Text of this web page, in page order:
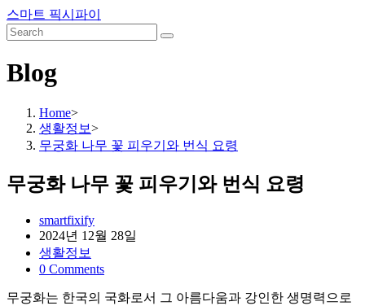
Skip
to
content
스마트 픽시파이
Blog
Home>
생활정보>
무궁화 나무 꽃 피우기와 번식 요령
무궁화 나무 꽃 피우기와 번식 요령
Post
author:
smartfixify
Post
published:
2024년 12월 28일
Post
category:
생활정보
Post
0 Comments
무궁화는 한국의 국화로서 그 아름다움과 강인한 생명력으로